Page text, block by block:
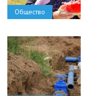
Общество